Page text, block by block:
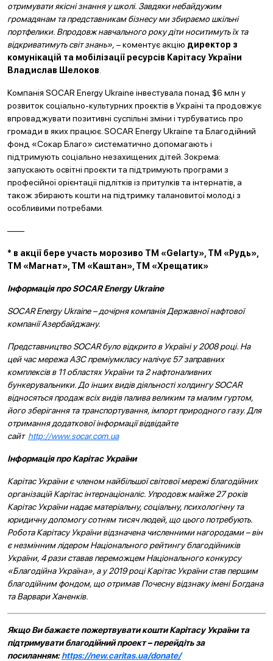
отримувати якісні знання у школі. Завдяки небайдужим
громадянам та представникам бізнесу ми збираємо шкільні
портфелики. Впродовж навчального року діти носитимуть їх та
відкриватимуть світ знань», – коментує акцію директор з
комунікацій та мобілізації ресурсів Карітасу України
Владислав Шелоков
Компанія SOCAR Energy Ukraine інвестувала понад $6 млн у
розвиток соціально-культурних проєктів в Україні та продовжує
впроваджувати позитивні суспільні зміни і турбуватись про
громади в яких працює. SOCAR Energy Ukraine та Благодійний
фонд «Сокар Благо» систематично допомагають і
підтримують соціально незахищених дітей. Зокрема:
запускають освітні проєкти та підтримують програми з
професійної орієнтації підлітків із притулків та інтернатів, а
також збирають кошти на підтримку талановитої молоді з
особливими потребами.
——
* в акції бере участь морозиво ТМ «Gelarty», ТМ «Рудь»,
ТМ «Магнат», ТМ «Каштан», ТМ «Хрещатик»
Інформація про SOCAR Energy Ukraine
SOCAR Energy Ukraine – дочірня компанія Державної нафтової
компанії Азербайджану.
Представництво SOCAR було відкрито в Україні у 2008 році. На
цей час мережа АЗС преміумкласу налічує 57 заправних
комплексів в 11 областях України та 2 нафтоналивних
бункерувальники. До інших видів діяльності холдингу SOCAR
відносяться продаж всіх видів палива великим та малим гуртом,
його зберігання та транспортування, імпорт природного газу. Для
отримання додаткової інформації відвідайте
сайт http://www.socar.com.ua
Інформація про Карітас України
Карітас України є членом найбільшої світової мережі благодійних
організацій Карітас інтернаціоналіс. Упродовж майже 27 років
Карітас України надає матеріальну, соціальну, психологічну та
юридичну допомогу сотням тисяч людей, що цього потребують.
Робота Карітасу України відзначена численними нагородами – він
є незмінним лідером Національного рейтингу благодійників
України, 4 рази ставав переможцем Національного конкурсу
«Благодійна Україна», а у 2019 році Карітас України став першим
благодійним фондом, що отримав Почесну відзнаку імені Богдана
та Варвари Ханенків.
Якщо Ви бажаєте пожертвувати кошти Карітасу України та
підтримувати благодійний проект – перейдіть за
посиланням:https://new.caritas.ua/donate/